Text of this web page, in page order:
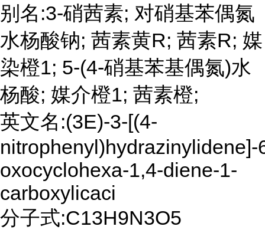
别名:3-硝茜素; 对硝基苯偶氮
水杨酸钠; 茜素黄R; 茜素R; 媒
染橙1; 5-(4-硝基苯基偶氮)水
杨酸; 媒介橙1; 茜素橙;
英文名:(3E)-3-[(4-
nitrophenyl)hydrazinylidene]-
oxocyclohexa-1,4-diene-1-
carboxylicaci
分子式:C13H9N3O5